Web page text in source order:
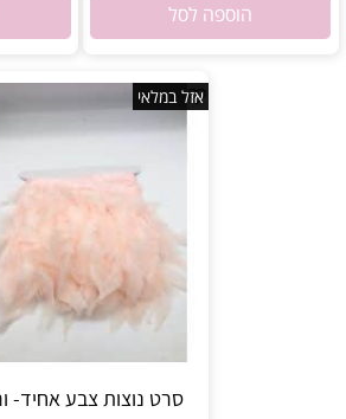
הוספה לסל
אזל במלאי
סרט נוצות צבע אחיד-